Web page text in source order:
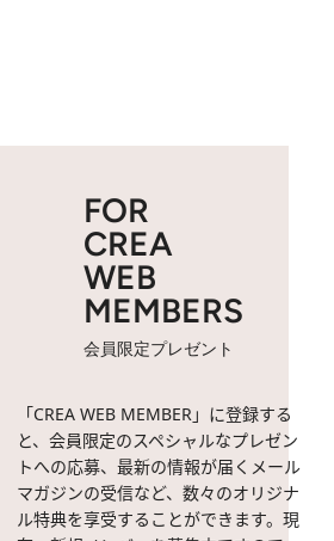
FOR
CREA
WEB
MEMBERS
会員限定プレゼント
「CREA WEB MEMBER」に登録する
と、会員限定のスペシャルなプレゼン
トへの応募、最新の情報が届くメール
マガジンの受信など、数々のオリジナ
ル特典を享受することができます。現